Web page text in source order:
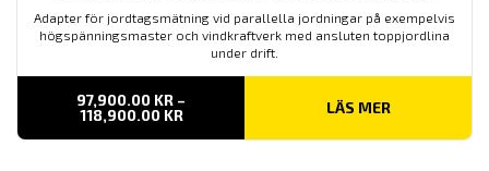
Adapter för jordtagsmätning vid parallella jordningar på exempelvis
högspänningsmaster och vindkraftverk med ansluten toppjordlina
under drift.
97,900.00 KR –
118,900.00 KRPRISINTERVALL:
TILL
LÄS MER